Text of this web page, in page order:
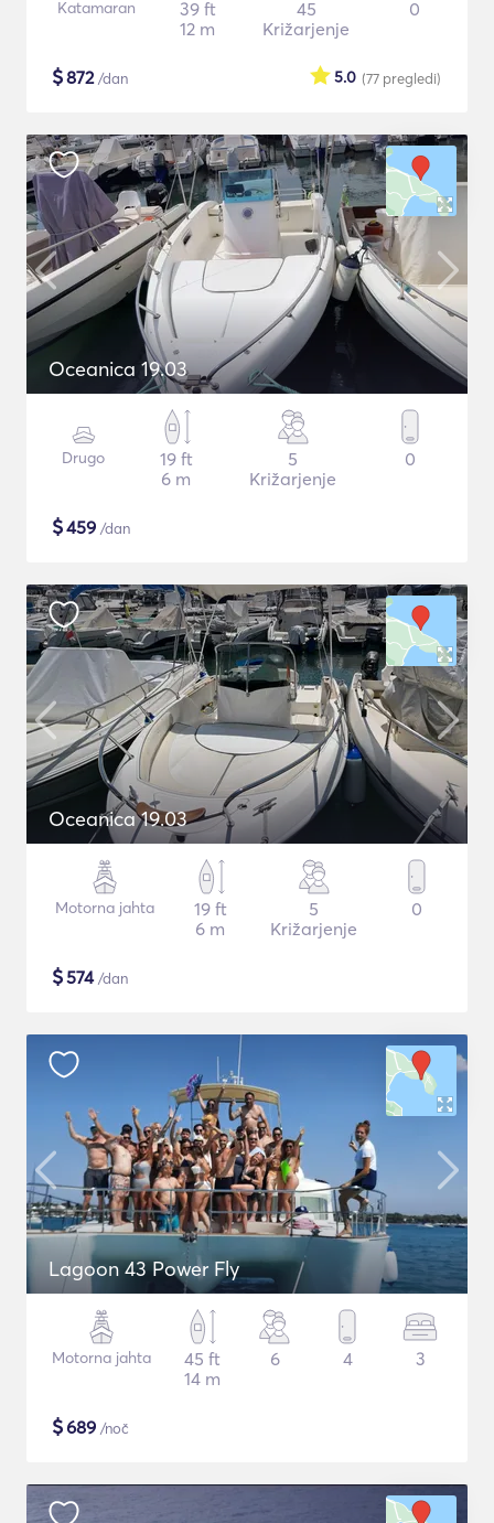
Katamaran
39 ft
12 m
45
Križarjenje
0
$872/dan (77 pregledi)
5.0
Oceanica 19.03
Drugo
19 ft
6 m
5
Križarjenje
0
$459 /dan
Oceanica 19.03
Motorna jahta
19 ft
6 m
5
Križarjenje
0
$574/dan
Lagoon 43 Power Fly
Motorna jahta
45 ft
14 m
6 4 3
$689 /noč